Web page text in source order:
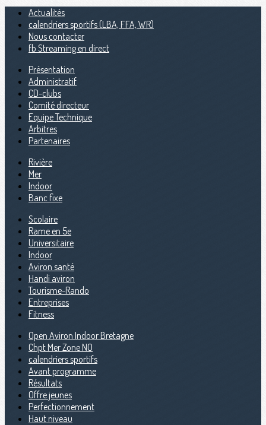
Actualités
calendriers sportifs (LBA, FFA, WR)
Nous contacter
fb Streaming en direct
Présentation
Administratif
CD-clubs
Comité directeur
Equipe Technique
Arbitres
Partenaires
Rivière
Mer
Indoor
Banc fixe
Scolaire
Rame en 5e
Universitaire
Indoor
Aviron santé
Handi aviron
Tourisme-Rando
Entreprises
Fitness
Open Aviron Indoor Bretagne
Chpt Mer Zone NO
calendriers sportifs
Avant programme
Résultats
Offre jeunes
Perfectionnement
Haut niveau